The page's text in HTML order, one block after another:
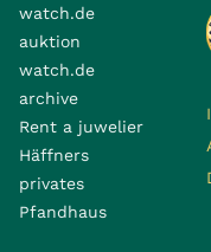
watch.de
auktion
watch.de
archive
Rent a juwelier
Häffners
privates
Pfandhaus